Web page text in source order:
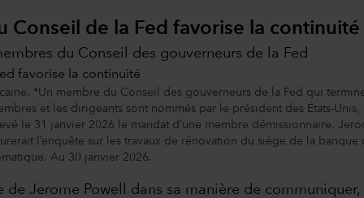
de la Fed favorise la continuité
du Conseil des gouverneurs de la Fed
*Un membre du Conseil des gouverneurs de la Fed qui
et les dirigeants sont nommés par le président des États-
le 31 janvier 2026 le mandat d’une membre démissionnaire.
l’enquête sur les travaux de rénovation du siège de la
Au 30 janvier 2026.
de Jerome Powell dans sa manière de